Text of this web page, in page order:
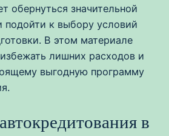
обернуться значительной
подойти к выбору условий
В этом материале
лишних расходов и
выгодную программу
в